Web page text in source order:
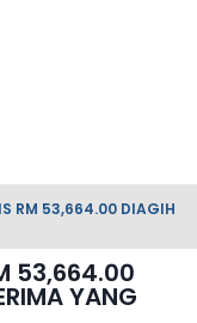
RM 53,664.00 DIAGIH
53,664.00
YANG